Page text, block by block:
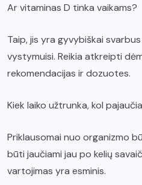
Ar vitaminas D tinka vaikams?
Taip, jis yra gyvybiškai
vystymuisi. Reikia atkreipti
rekomendacijas ir dozuotes.
Kiek laiko užtrunka, kol
Priklausomai nuo organizmo
būti jaučiami jau po kelių
vartojimas yra esminis.